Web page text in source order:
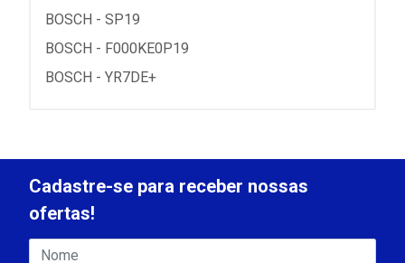
BOSCH - SP19
BOSCH - F000KE0P19
BOSCH - YR7DE+
Cadastre-se para receber nossas
ofertas!